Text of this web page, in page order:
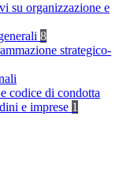
su organizzazione e
8
strategico-
codice di condotta
e imprese 1